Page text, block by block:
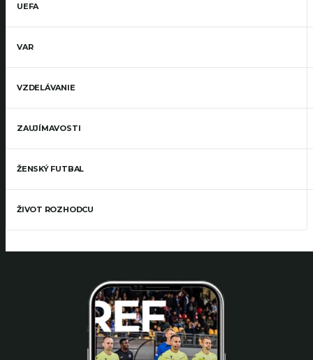
UEFA
VAR
VZDELÁVANIE
ZAUJÍMAVOSTI
ŽENSKÝ FUTBAL
ŽIVOT ROZHODCU